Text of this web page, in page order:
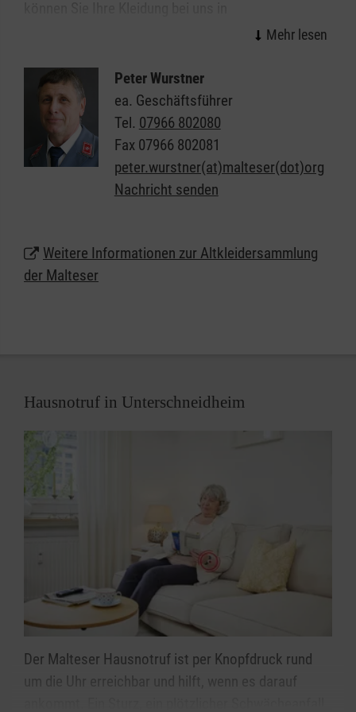
Unterschneidheim abgeben. Wir garantieren eine
Mit den Erlösen aus dem Verkauf Ihrer
Altkleiderspenden finanzieren wir unsere sozialen
und humanitären Projekte, die wir für Betroffene
kostenlos anbieten.
Standort des Altkleidercontainers in
Unterschneidheim: Adresse
Peter Wurstner
ea. Geschäftsführer
Tel. 07966 802080
Fax 07966 802081
peter.wurstner(at)malteser(dot)org
Nachricht senden
Weitere Informationen zur Altkleidersammlung
der Malteser
Hausnotruf in Unterschneidheim
Der Malteser Hausnotruf ist per Knopfdruck rund
um die Uhr erreichbar und hilft, wenn es darauf